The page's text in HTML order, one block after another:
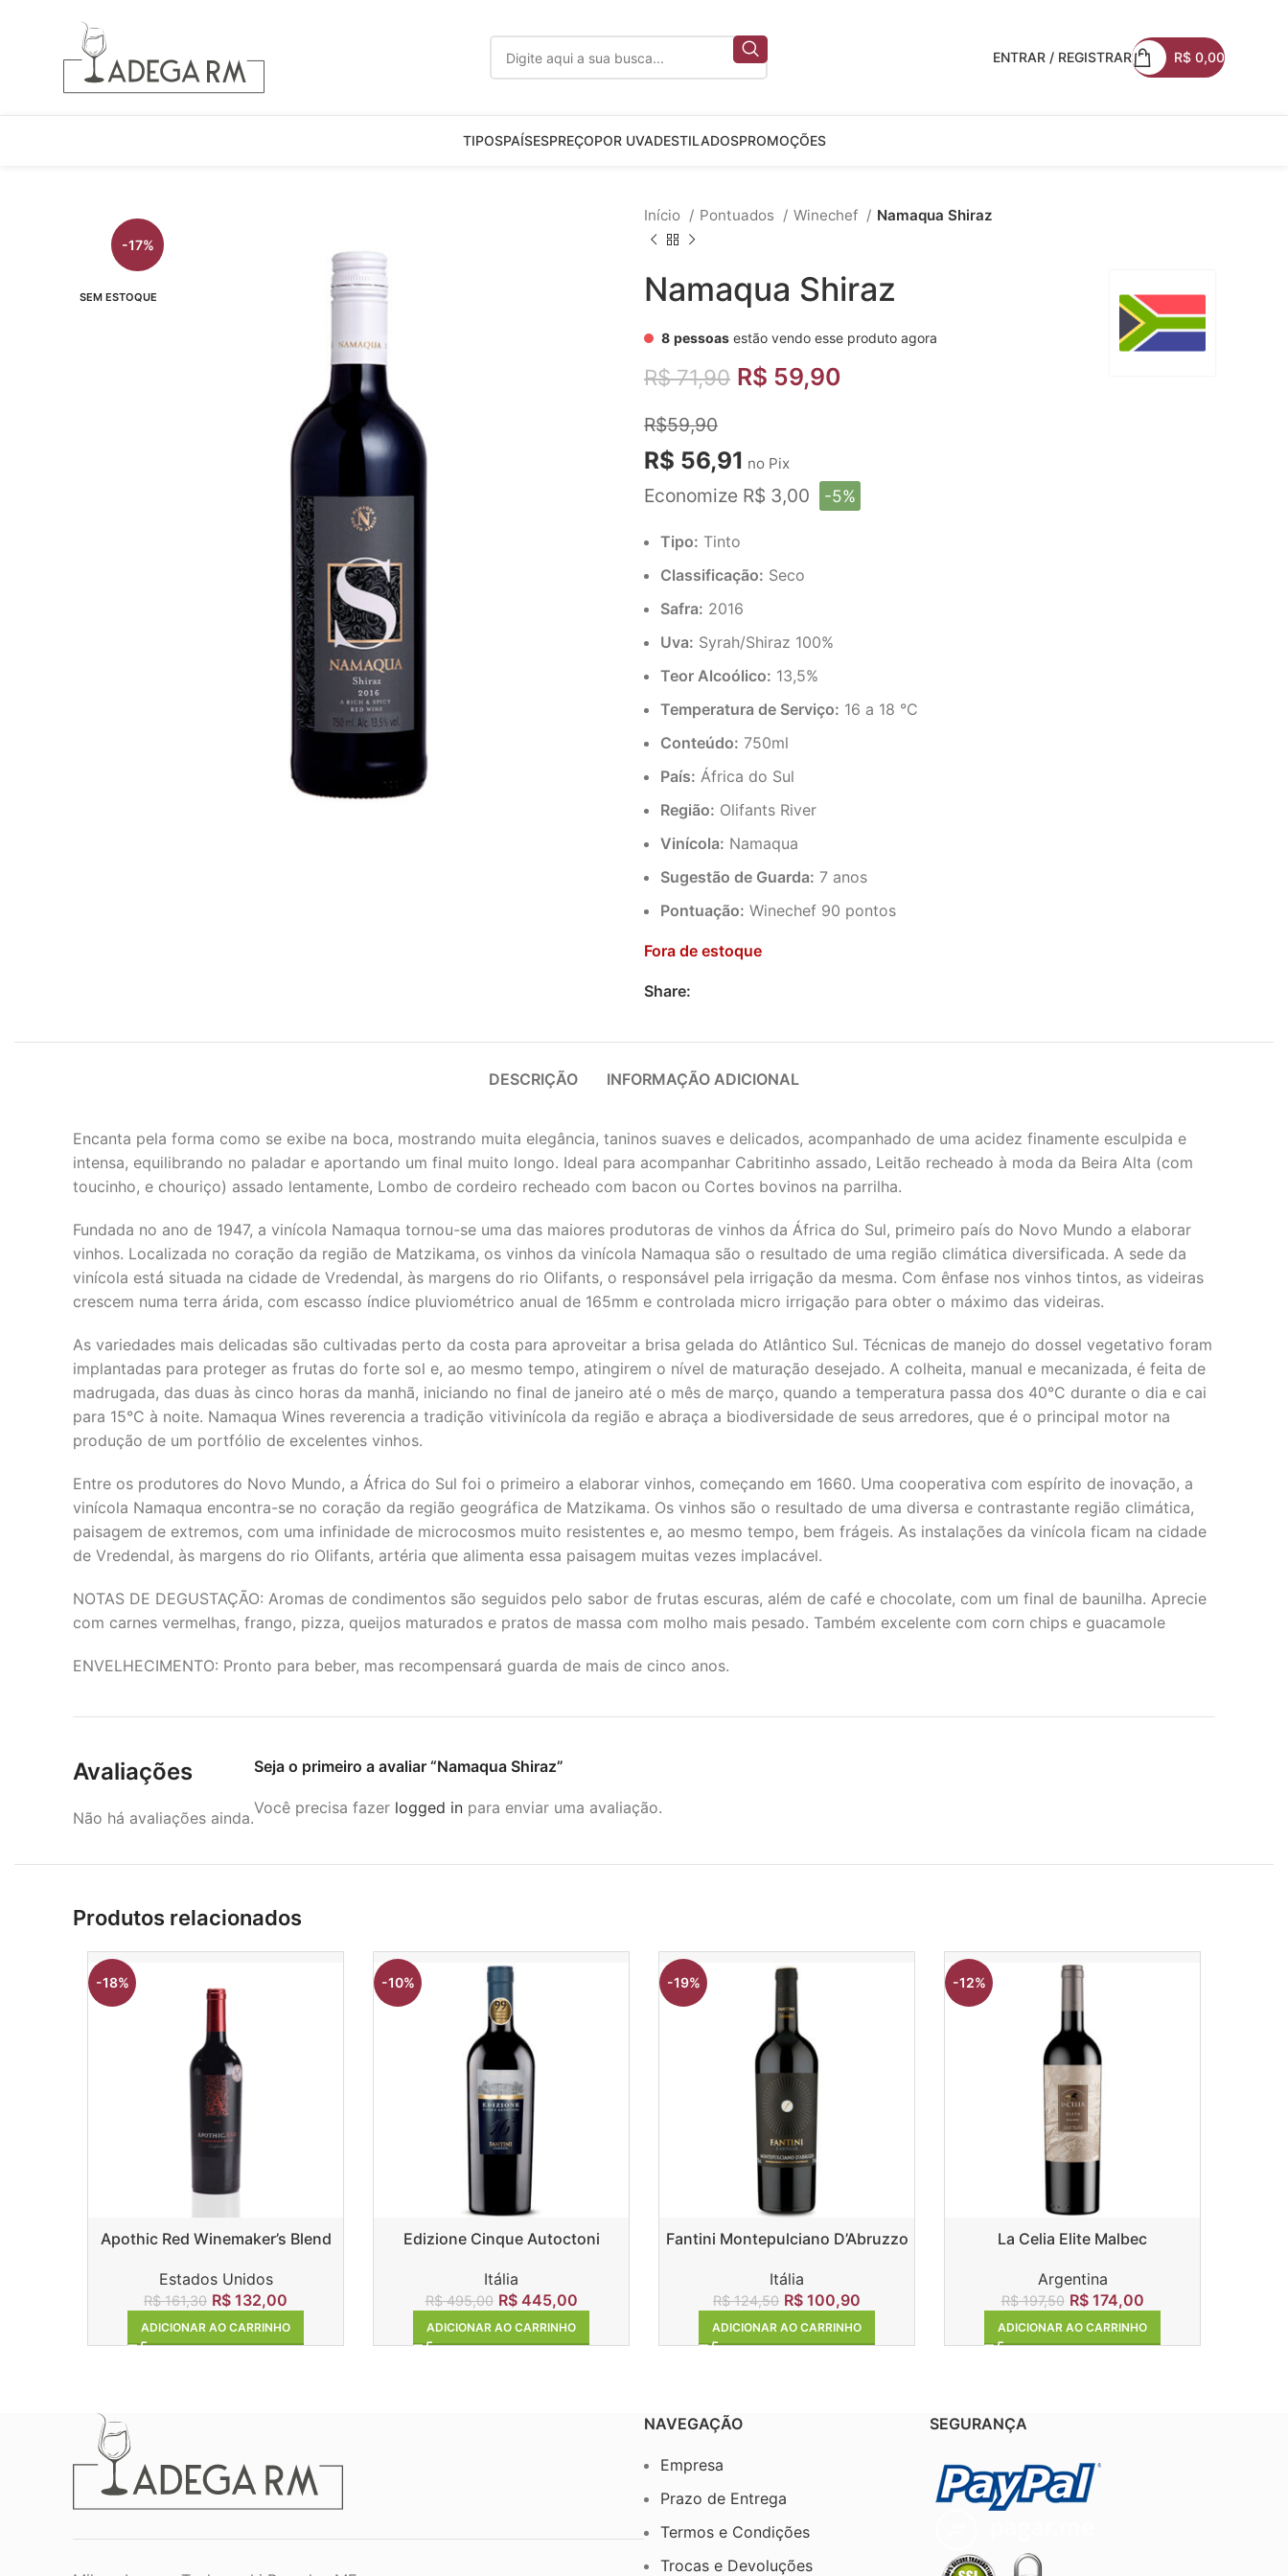
ENTRAR / REGISTRAR R$ 0,00
TIPOSPAÍSESPREÇOPOR UVADESTILADOSPROMOÇÕES
-17%
SEM ESTOQUE
Início Pontuados Winechef Namaqua Shiraz
Namaqua Shiraz
8 pessoas estão vendo esse produto agora
R$71,90 R$ 59,90
R$59,90
R$ 56,91 no Pix
Economize R$ 3,00 -5%
Tipo: Tinto
Classificação: Seco
Safra: 2016
Uva: Syrah/Shiraz 100%
Teor Alcoólico: 13,5%
Temperatura de Serviço: 16 a 18 °C
Conteúdo: 750ml
País: África do Sul
Região: Olifants River
Vinícola: Namaqua
Sugestão de Guarda: 7 anos
Pontuação: Winechef 90 pontos
Fora de estoque
Share:
DESCRIÇÃO INFORMAÇÃO ADICIONAL
Encanta pela forma como se exibe na boca, mostrando muita elegância, taninos suaves e delicados, acompanhado de uma acidez finamente esculpida e
intensa, equilibrando no paladar e aportando um final muito longo. Ideal para acompanhar Cabritinho assado, Leitão recheado à moda da Beira Alta (com
toucinho, e chouriço) assado lentamente, Lombo de cordeiro recheado com bacon ou Cortes bovinos na parrilha.
Fundada no ano de 1947, a vinícola Namaqua tornou-se uma das maiores produtoras de vinhos da África do Sul, primeiro país do Novo Mundo a elaborar
vinhos. Localizada no coração da região de Matzikama, os vinhos da vinícola Namaqua são o resultado de uma região climática diversificada. A sede da
vinícola está situada na cidade de Vredendal, às margens do rio Olifants, o responsável pela irrigação da mesma. Com ênfase nos vinhos tintos, as videiras
crescem numa terra árida, com escasso índice pluviométrico anual de 165mm e controlada micro irrigação para obter o máximo das videiras.
As variedades mais delicadas são cultivadas perto da costa para aproveitar a brisa gelada do Atlântico Sul. Técnicas de manejo do dossel vegetativo foram
implantadas para proteger as frutas do forte sol e, ao mesmo tempo, atingirem o nível de maturação desejado. A colheita, manual e mecanizada, é feita de
madrugada, das duas às cinco horas da manhã, iniciando no final de janeiro até o mês de março, quando a temperatura passa dos 40°C durante o dia e cai
para 15°C à noite. Namaqua Wines reverencia a tradição vitivinícola da região e abraça a biodiversidade de seus arredores, que é o principal motor na
produção de um portfólio de excelentes vinhos.
Entre os produtores do Novo Mundo, a África do Sul foi o primeiro a elaborar vinhos, começando em 1660. Uma cooperativa com espírito de inovação, a
vinícola Namaqua encontra-se no coração da região geográfica de Matzikama. Os vinhos são o resultado de uma diversa e contrastante região climática,
paisagem de extremos, com uma infinidade de microcosmos muito resistentes e, ao mesmo tempo, bem frágeis. As instalações da vinícola ficam na cidade
de Vredendal, às margens do rio Olifants, artéria que alimenta essa paisagem muitas vezes implacável.
NOTAS DE DEGUSTAÇÃO: Aromas de condimentos são seguidos pelo sabor de frutas escuras, além de café e chocolate, com um final de baunilha. Aprecie
com carnes vermelhas, frango, pizza, queijos maturados e pratos de massa com molho mais pesado. Também excelente com corn chips e guacamole
ENVELHECIMENTO: Pronto para beber, mas recompensará guarda de mais de cinco anos.
Avaliações
Não há avaliações ainda.
Seja o primeiro a avaliar “Namaqua Shiraz”
Você precisa fazer logged in para enviar uma avaliação.
Produtos relacionados
-18%
Apothic Red Winemaker’s Blend
Estados Unidos
R$161,30 R$ 132,00
ADICIONAR AO CARRINHO
-10%
Edizione Cinque Autoctoni
Itália
R$495,00 R$445,00
ADICIONAR AO CARRINHO
-19%
Fantini Montepulciano D’Abruzzo
Itália
R$124,50 R$ 100,90
ADICIONAR AO CARRINHO
-12%
La Celia Elite Malbec
Argentina
R$197,50 R$174,00
ADICIONAR AO CARRINHO
NAVEGAÇÃO
Empresa
Prazo de Entrega
Termos e Condições
Trocas e Devoluções
SEGURANÇA